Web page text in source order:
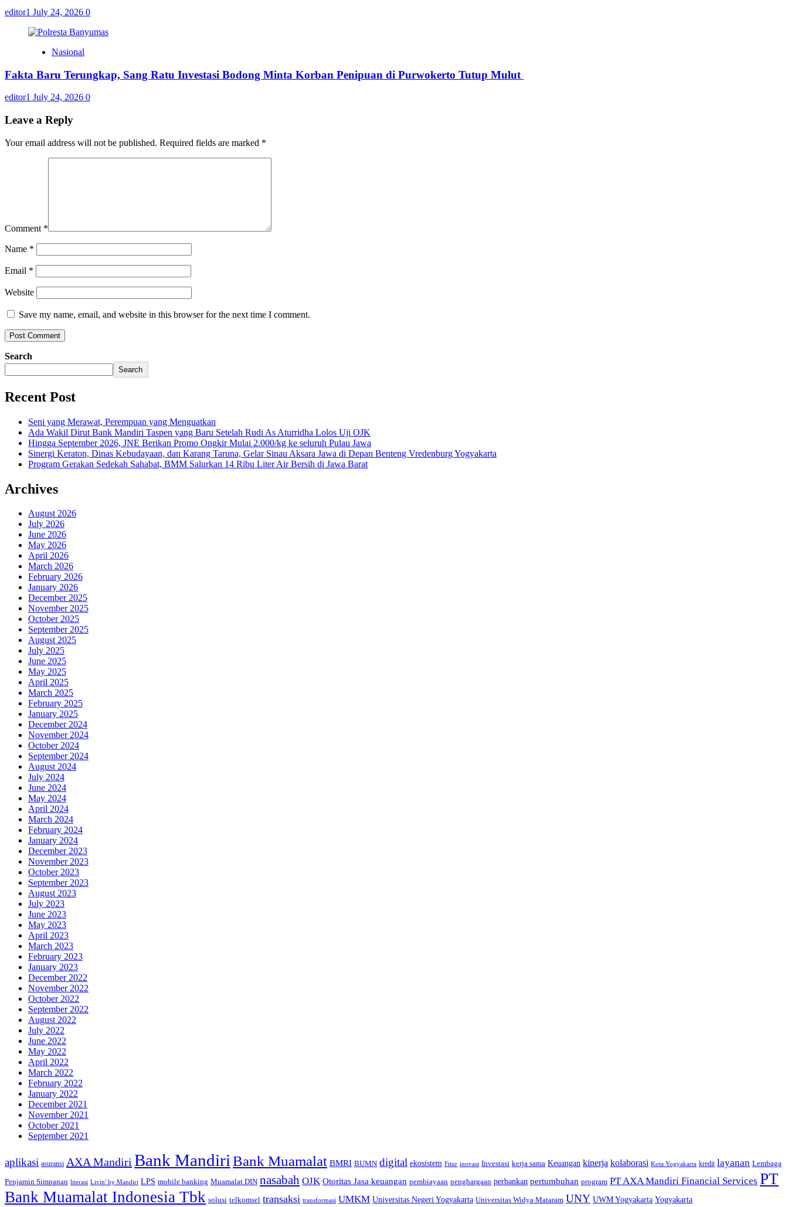
editor1 July 24, 2026 0
Nasional
Fakta Baru Terungkap, Sang Ratu Investasi Bodong Minta Korban Penipuan di Purwokerto Tutup Mulut
editor1 July 24, 2026 0
Leave a Reply
Your email address will not be published. Required fields are marked *
Comment *
Name *
Email *
Website
Save my name, email, and website in this browser for the next time I comment.
Search
Search
Recent Post
Seni yang Merawat, Perempuan yang Menguatkan
Ada Wakil Dirut Bank Mandiri Taspen yang Baru Setelah Rudi As Aturridha Lolos Uji OJK
Hingga September 2026, JNE Berikan Promo Ongkir Mulai 2.000/kg ke seluruh Pulau Jawa
Sinergi Keraton, Dinas Kebudayaan, dan Karang Taruna, Gelar Sinau Aksara Jawa di Depan Benteng Vredenburg Yogyakarta
Program Gerakan Sedekah Sahabat, BMM Salurkan 14 Ribu Liter Air Bersih di Jawa Barat
Archives
August 2026
July 2026
June 2026
May 2026
April 2026
March 2026
February 2026
January 2026
December 2025
November 2025
October 2025
September 2025
August 2025
July 2025
June 2025
May 2025
April 2025
March 2025
February 2025
January 2025
December 2024
November 2024
October 2024
September 2024
August 2024
July 2024
June 2024
May 2024
April 2024
March 2024
February 2024
January 2024
December 2023
November 2023
October 2023
September 2023
August 2023
July 2023
June 2023
May 2023
April 2023
March 2023
February 2023
January 2023
December 2022
November 2022
October 2022
September 2022
August 2022
July 2022
June 2022
May 2022
April 2022
March 2022
February 2022
January 2022
December 2021
November 2021
October 2021
September 2021
aplikasi asuransi AXA Mandiri Bank MandiriBank Muamalat BMRI BUMN digital ekosistem Fitur inovasi Investasi kerja sama Keuangan kinerja kolaborasi Kota Yogyakarta kredit layanan Lembaga
Penjamin Simpanan literasi Livin' by Mandiri LPS mobile banking Muamalat DIN nasabah OJK Otoritas Jasa keuangan pembiayaan penghargaan perbankan pertumbuhan program PT AXA Mandiri Financial Services PT
Bank Muamalat Indonesia Tbk solusi telkomsel transaksi transformasi UMKM Universitas Negeri Yogyakarta Universitas Widya Mataram UNY UWM Yogyakarta Yogyakarta